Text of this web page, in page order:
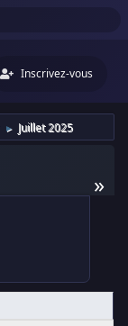
Inscrivez-vous
► Juillet 2025
»